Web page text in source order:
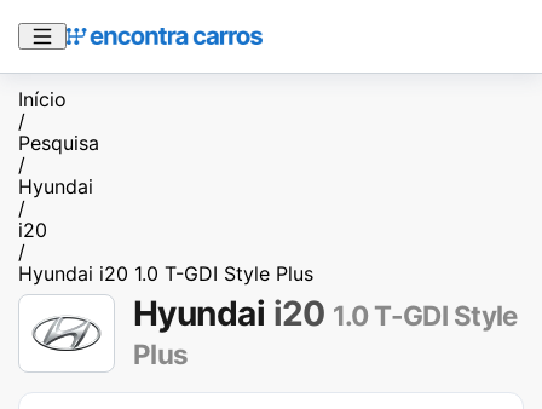
Início
/
Pesquisa
/
Hyundai
/
i20
/
Hyundai i20 1.0 T-GDI Style Plus
Hyundai i20 1.0 T-GDI Style
Plus